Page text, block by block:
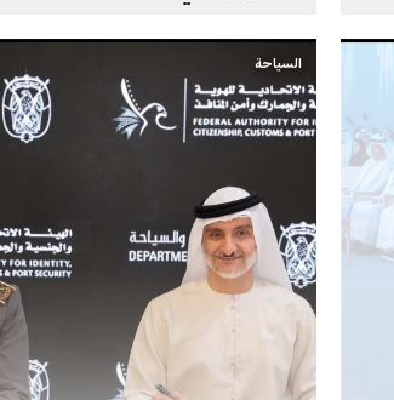
السياحة